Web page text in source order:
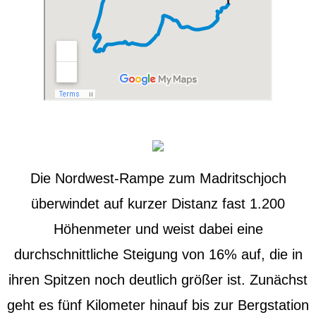
Die Nordwest-Rampe zum Madritschjoch
überwindet auf kurzer Distanz fast 1.200
Höhenmeter und weist dabei eine
durchschnittliche Steigung von 16% auf, die in
ihren Spitzen noch deutlich größer ist. Zunächst
geht es fünf Kilometer hinauf bis zur Bergstation